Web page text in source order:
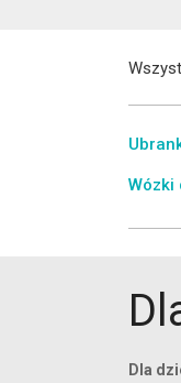
Wózki
Dla